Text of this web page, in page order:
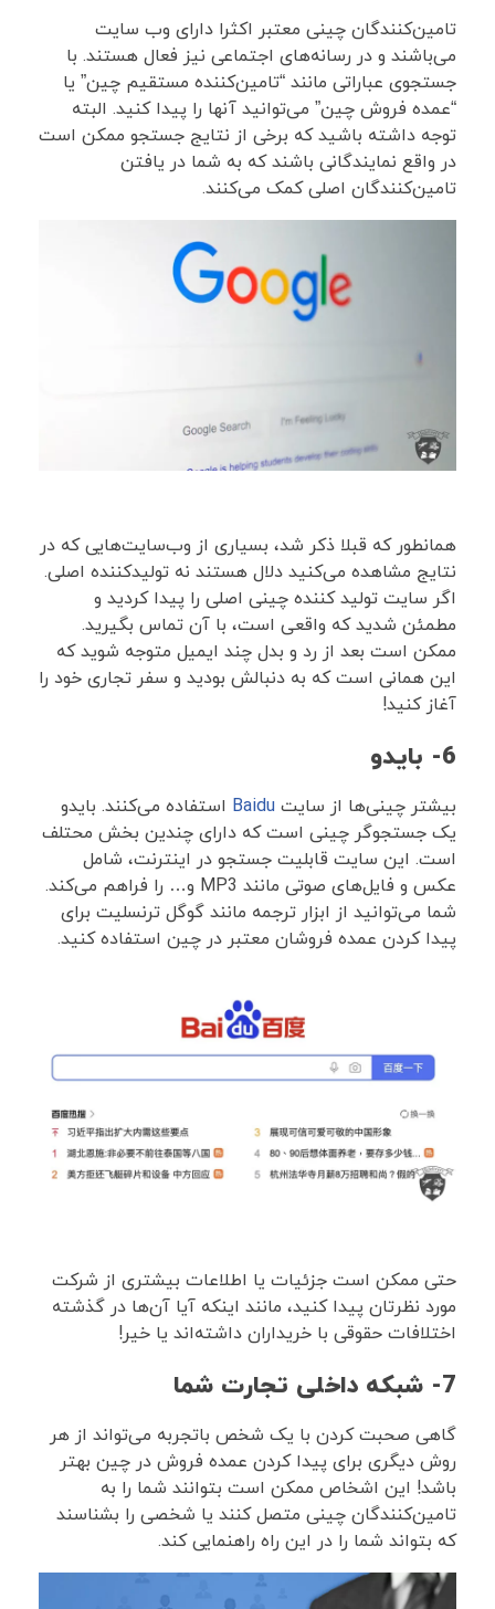
تامین‌کنندگان چینی معتبر اکثرا دارای وب سایت
می‌باشند و در رسانه‌های اجتماعی نیز فعال هستند. با
جستجوی عباراتی مانند “تامین‌کننده مستقیم چین” یا
“عمده فروش چین” می‌توانید آنها را پیدا کنید. البته
توجه داشته باشید که برخی از نتایج جستجو ممکن است
در واقع نمایندگانی باشند که به شما در یافتن
تامین‌کنندگان اصلی کمک می‌کنند.
همانطور که قبلا ذکر شد، بسیاری از وب‌سایت‌هایی که در
نتایج مشاهده می‌کنید دلال هستند نه تولیدکننده اصلی.
اگر سایت تولید کننده چینی اصلی را پیدا کردید و
مطمئن شدید که واقعی است، با آن تماس بگیرید.
ممکن است بعد از رد و بدل چند ایمیل متوجه شوید که
این همانی است که به دنبالش بودید و سفر تجاری خود را
آغاز کنید!
6- بایدو
بیشتر چینی‌ها از سایت Baidu استفاده می‌کنند. بایدو
یک جستجوگر چینی است که دارای چندین بخش محتلف
است. این سایت قابلیت جستجو در اینترنت، شامل
عکس و فایل‌های صوتی مانند MP3 و… را فراهم می‌کند.
شما می‌توانید از ابزار ترجمه مانند گوگل ترنسلیت برای
پیدا کردن عمده فروشان معتبر در چین استفاده کنید.
حتی ممکن است جزئیات یا اطلاعات بیشتری از شرکت
مورد نظرتان پیدا کنید، مانند اینکه آیا آن‌ها در گذشته
اختلافات حقوقی با خریداران داشته‌اند یا خیر!
7- شبکه داخلی تجارت شما
گاهی صحبت کردن با یک شخص باتجربه می‌تواند از هر
روش دیگری برای پیدا کردن عمده فروش در چین بهتر
باشد! این اشخاص ممکن است بتوانند شما را به
تامین‌کنندگان چینی متصل کنند یا شخصی را بشناسند
که بتواند شما را در این راه راهنمایی کند.